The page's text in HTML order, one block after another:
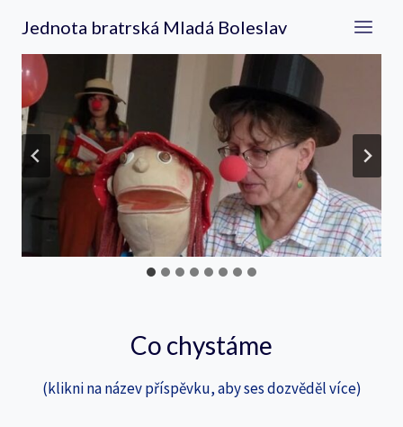
obsah
Jednota bratrská Mladá Boleslav
Co chystáme
(klikni na název příspěvku, aby ses dozvěděl více)